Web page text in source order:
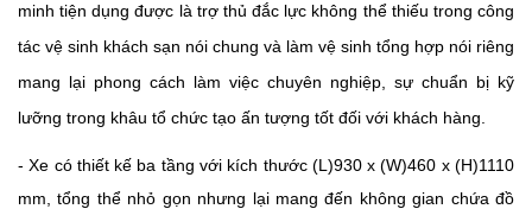
minh tiện dụng được là trợ thủ đắc lực không thể thiếu trong công
tác vệ sinh khách sạn nói chung và làm vệ sinh tổng hợp nói riêng
mang lại phong cách làm việc chuyên nghiệp, sự chuẩn bị kỹ
lưỡng trong khâu tổ chức tạo ấn tượng tốt đối với khách hàng.
- Xe có thiết kế ba tầng với kích thước (L)930x(W)460 x(H)1110
mm, tổng thể nhỏ gọn nhưng lại mang đến không gian chứa đồ